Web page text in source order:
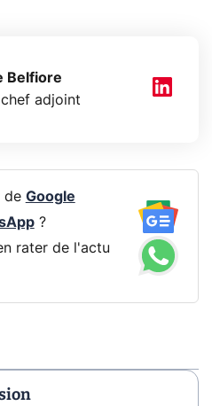
Belfiore
adjoint
de Google
?
rater de l'actu